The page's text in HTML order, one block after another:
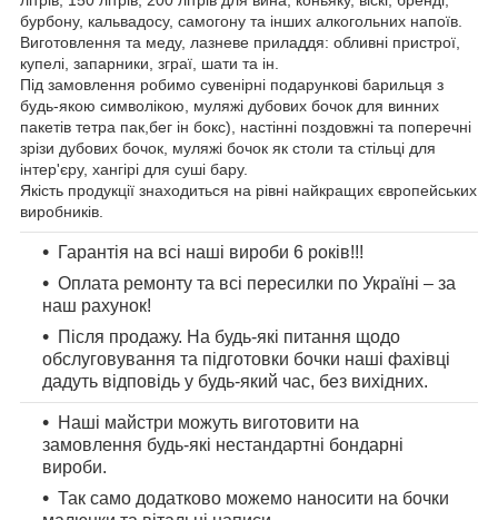
бурбону, кальвадосу, самогону та інших алкогольних напоїв.
Виготовлення та меду, лазневе приладдя: обливні пристрої,
купелі, запарники, зграї, шати та ін.
Під замовлення робимо сувенірні подарункові барильця з
будь-якою символікою, муляжі дубових бочок для винних
пакетів тетра пак,бег ін бокс), настінні поздовжні та поперечні
зрізи дубових бочок, муляжі бочок як столи та стільці для
інтер'єру, хангірі для суші бару.
Якість продукції знаходиться на рівні найкращих європейських
виробників.
Гарантія на всі наші вироби 6 років!!!
Оплата ремонту та всі пересилки по Україні – за
наш рахунок!
Після продажу. На будь-які питання щодо
обслуговування та підготовки бочки наші фахівці
дадуть відповідь у будь-який час, без вихідних.
Наші майстри можуть виготовити на
замовлення будь-які нестандартні бондарні
вироби.
Так само додатково можемо наносити на бочки